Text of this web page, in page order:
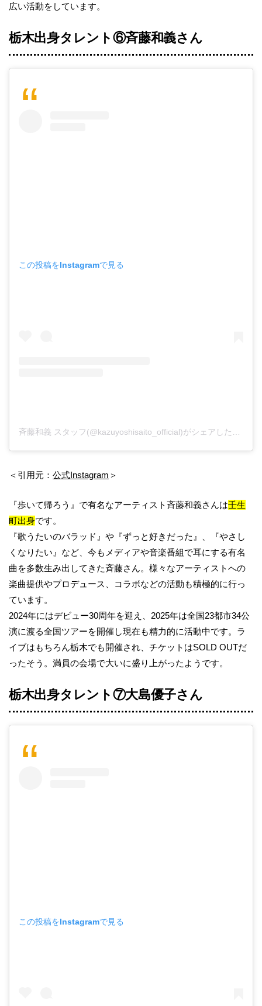
広い活動をしています。
栃木出身タレント⑥斉藤和義さん
この投稿をInstagramで見る
＜引用元： 公式Instagram ＞
『歩いて帰ろう』で有名なアーティスト斉藤和義さんは壬生
町出身です。
『歌うたいのバラッド』や『ずっと好きだった』、『やさし
くなりたい』など、今もメディアや音楽番組で耳にする有名
曲を多数生み出してきた斉藤さん。様々なアーティストへの
楽曲提供やプロデュース、コラボなどの活動も積極的に行っ
ています。
2024年にはデビュー30周年を迎え、2025年は全国23都市34公
演に渡る全国ツアーを開催し現在も精力的に活動中です。ラ
イブはもちろん栃木でも開催され、チケットはSOLD OUTだ
ったそう。満員の会場で大いに盛り上がったようです。
栃木出身タレント⑦大島優子さん
この投稿をInstagramで見る